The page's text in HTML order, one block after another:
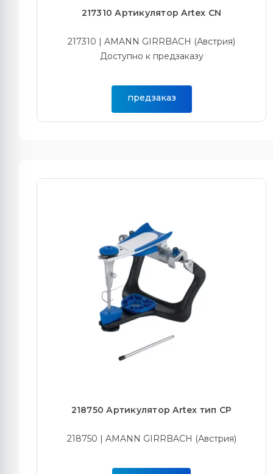
217310 Артикулятор Artex CN
217310 | AMANN GIRRBACH (Австрия)
Доступно к предзаказу
предзаказ
218750 Артикулятор Artex тип СР
218750 | AMANN GIRRBACH (Австрия)